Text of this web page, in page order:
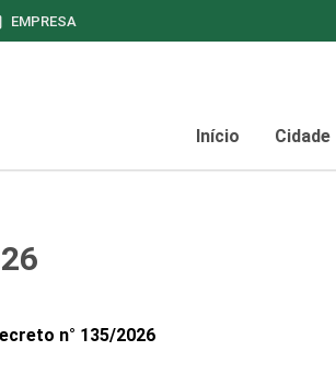
EMPRESA
Início Cidade
n° 135/2026